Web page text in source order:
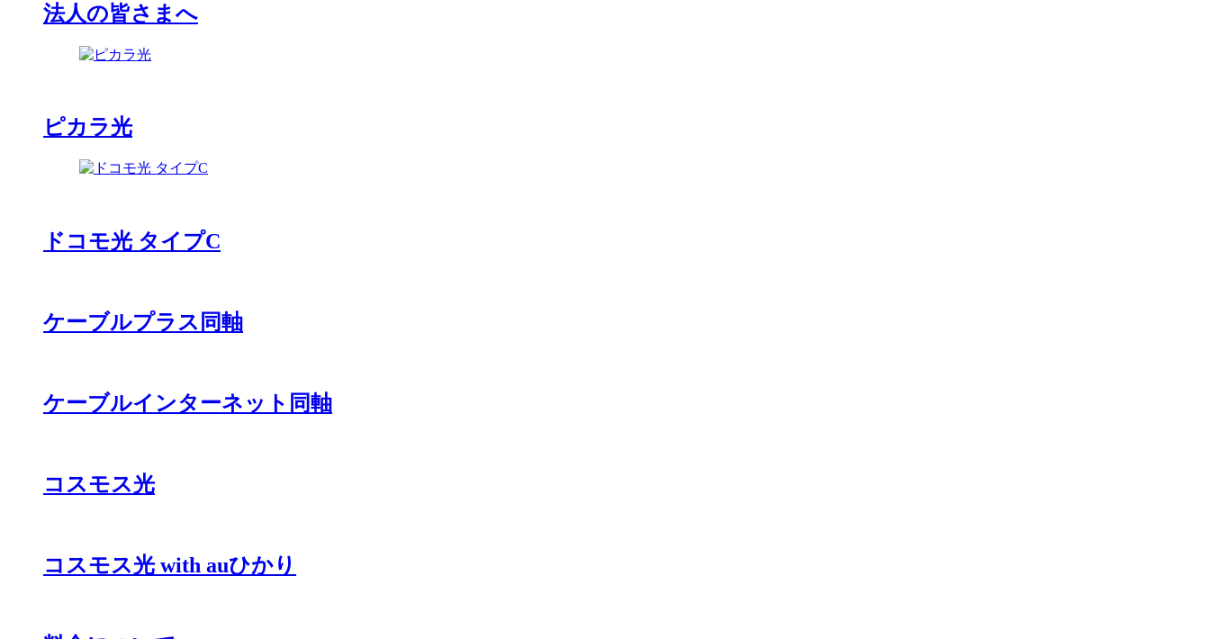
法人の皆さまへ
ピカラ光
ドコモ光 タイプC
ケーブルプラス同軸
ケーブルインターネット同軸
コスモス光
コスモス光 with auひかり